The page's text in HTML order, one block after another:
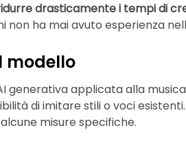
drasticamente i tempi di
non ha mai avuto esperienza
modello
generativa applicata alla
di imitare stili o voci
misure specifiche.